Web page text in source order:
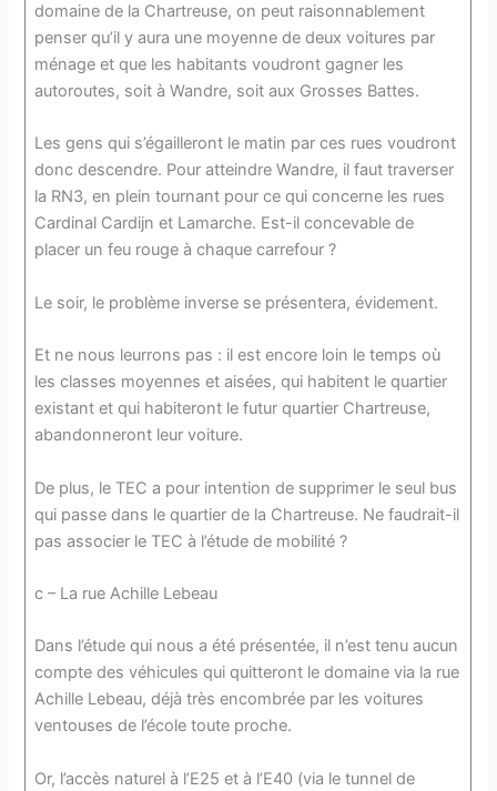
domaine de la Chartreuse, on peut raisonnablement
penser qu’il y aura une moyenne de deux voitures par
ménage et que les habitants voudront gagner les
autoroutes, soit à Wandre, soit aux Grosses Battes.
Les gens qui s’égailleront le matin par ces rues voudront
donc descendre. Pour atteindre Wandre, il faut traverser
la RN3, en plein tournant pour ce qui concerne les rues
Cardinal Cardijn et Lamarche. Est-il concevable de
placer un feu rouge à chaque carrefour ?
Le soir, le problème inverse se présentera, évidement.
Et ne nous leurrons pas : il est encore loin le temps où
les classes moyennes et aisées, qui habitent le quartier
existant et qui habiteront le futur quartier Chartreuse,
abandonneront leur voiture.
De plus, le TEC a pour intention de supprimer le seul bus
qui passe dans le quartier de la Chartreuse. Ne faudrait-il
pas associer le TEC à l’étude de mobilité ?
c – La rue Achille Lebeau
Dans l’étude qui nous a été présentée, il n’est tenu aucun
compte des véhicules qui quitteront le domaine via la rue
Achille Lebeau, déjà très encombrée par les voitures
ventouses de l’école toute proche.
Or, l’accès naturel à l’E25 et à l’E40 (via le tunnel de